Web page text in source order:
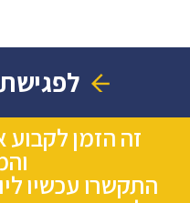
לפגישת
זה הזמן
התקשרו עכשיו